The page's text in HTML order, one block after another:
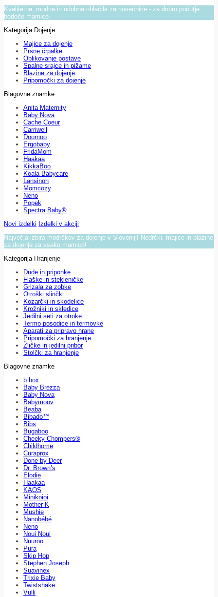
Kvalitetna, modna in udobna oblačila za nosečnice - za dobro počutje
bodoče mamice.
Kategorija Dojenje
Majice za dojenje
Prsne črpalke
Oblikovanje postave
Spalne srajce in pižame
Blazine za dojenje
Pripomočki za dojenje
Blagovne znamke
Anita Maternity
Baby Nova
Cache Coeur
Carriwell
Doomoo
Ergobaby
FridaMom
Haakaa
KikkaBoo
Koala Babycare
Lansinoh
Momcozy
Neno
Popek
Spectra Baby®
Novi izdelki Izdelki v akciji
Največja izbira modrčkov za dojenje v Sloveniji! Nedrčki, majice in blazine
za dojenje za vsako mamico!
Kategorija Hranjenje
Dude in priponke
Flaške in stekleničke
Grizala za zobke
Otroški slinčki
Kozarčki in skodelice
Krožniki in skledice
Jedilni seti za otroke
Termo posodice in termovke
Aparati za pripravo hrane
Pripomočki za hranjenje
Žličke in jedilni pribor
Stolčki za hranjenje
Blagovne znamke
b.box
Baby Brezza
Baby Nova
Babymoov
Beaba
Bibado™
Bibs
Bugaboo
Cheeky Chompers®
Childhome
Curaprox
Done by Deer
Dr. Brown’s
Elodie
Haakaa
KAOS
Minikoioi
Mother-K
Mushie
Nanobébé
Neno
Noui Noui
Nuuroo
Pura
Skip Hop
Stephen Joseph
Suavinex
Trixie Baby
Twistshake
Vulli